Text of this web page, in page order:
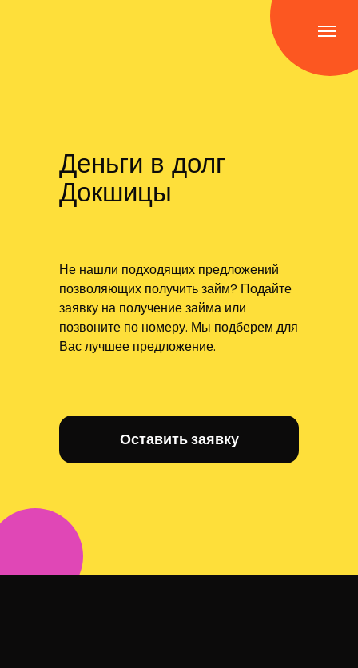
Оставить заявку
Деньги в долг
Докшицы
Не нашли подходящих предложений
позволяющих получить займ? Подайте
заявку на получение займа или
позвоните по номеру. Мы подберем для
Вас лучшее предложение.